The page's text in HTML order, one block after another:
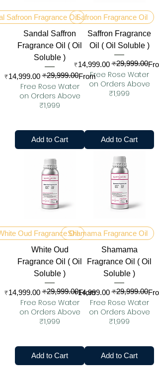
Safroon Fragrance Oil
Saffron Fragrance
Oil ( Oil Soluble )
Regular
₹29,999.00
₹14,999.00 Sale
Free Rose Water
on Orders Above
₹1,999
Add to Cart
Safroon Fragrance Oil
Sandal Saffron
Fragrance Oil ( Oil
Soluble )
From
Regular Price
₹29,999.00
₹14,999.00 Sale Price
Free Rose Water
on Orders Above
₹1,999
Add to Cart
Shamama Fragrance Oil
Shamama
Fragrance Oil ( Oil
Soluble )
Regular
₹29,999.00
₹14,999.00 Sale
Free Rose Water
on Orders Above
₹1,999
Add to Cart
Oud Fragrance Oil
White Oud
Fragrance Oil ( Oil
Soluble )
From
Regular Price
₹29,999.00
₹14,999.00 Sale Price
Free Rose Water
on Orders Above
₹1,999
Add to Cart